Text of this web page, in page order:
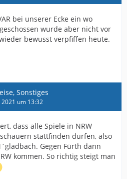
bei unserer Ecke ein wo
wurde aber nicht vor
bewusst verpfiffen heute.
Sonstiges
um 13:32
dass alle Spiele in NRW
stattfinden dürfen, also
Gegen Fürth dann
kommen. So richtig steigt man